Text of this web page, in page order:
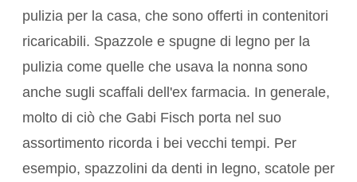
pulizia per la casa, che sono offerti in contenitori
ricaricabili. Spazzole e spugne di legno per la
pulizia come quelle che usava la nonna sono
anche sugli scaffali dell'ex farmacia. In generale,
molto di ciò che Gabi Fisch porta nel suo
assortimento ricorda i bei vecchi tempi. Per
esempio, spazzolini da denti in legno, scatole per